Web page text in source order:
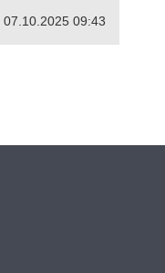
07.10.2025 09:43